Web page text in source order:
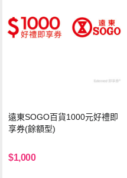
遠東SOGO百貨1000元好禮即
享券(餘額型)
$1,000